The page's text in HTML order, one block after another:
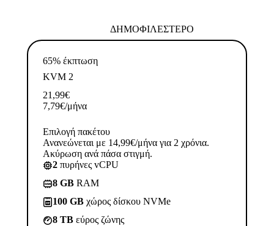
ΔΗΜΟΦΙΛΈΣΤΕΡΟ
65% έκπτωση
KVM 2
21,99€
7,79€/μήνα
Επιλογή πακέτου
Ανανεώνεται με 14,99€/μήνα για 2 χρόνια.
Ακύρωση ανά πάσα στιγμή.
2 πυρήνες vCPU
8 GB RAM
100 GB χώρος δίσκου NVMe
8 TB εύρος ζώνης